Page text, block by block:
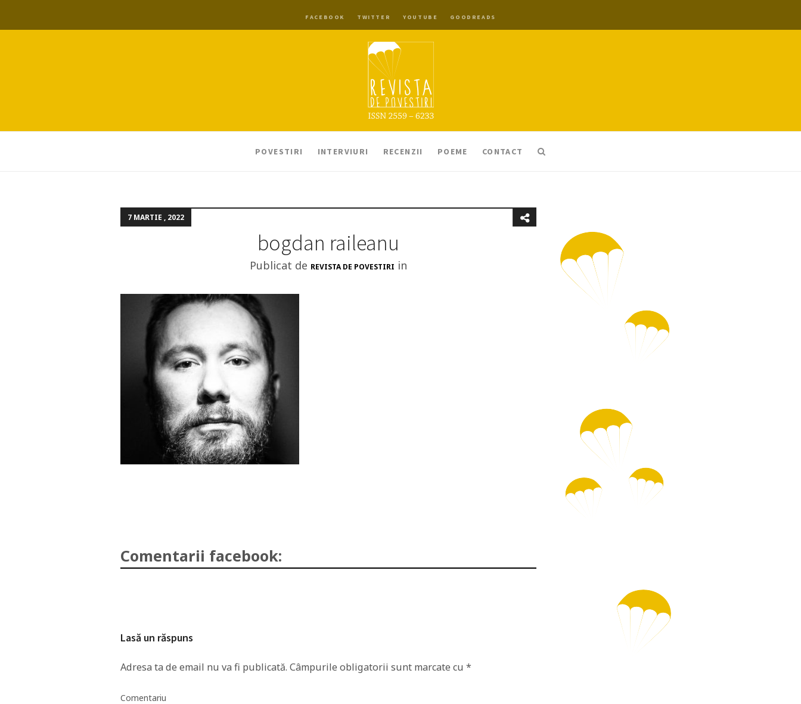
FACEBOOK TWITTER YOUTUBE GOODREADS
POVESTIRI INTERVIURI RECENZII POEME CONTACT
7 MARTIE , 2022
bogdan raileanu
Publicat de REVISTA DE POVESTIRI in
Comentarii facebook:
Lasă un răspuns
Adresa ta de email nu va fi publicată. Câmpurile obligatorii sunt marcate cu *
Comentariu